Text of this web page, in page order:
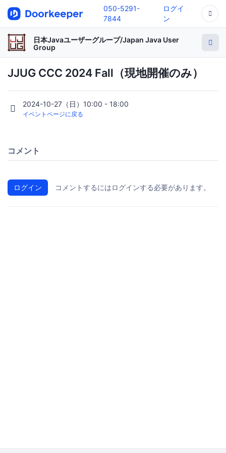
050-5291-
7844
ログイ
ン
日本Javaユーザーグループ/Japan Java User
Group
JJUG CCC 2024 Fall（現地開催のみ）
2024-10-27（日）10:00 - 18:00
イベントページに戻る
コメント
ログイン コメントするにはログインする必要があります。